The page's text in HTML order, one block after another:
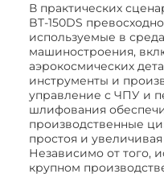
В практических
BT-150DS
используемые в
машиностроения,
аэрокосмических
инструменты и
управление с ЧПУ и
шлифования
производственные
простоя и
Независимо от того,
крупном